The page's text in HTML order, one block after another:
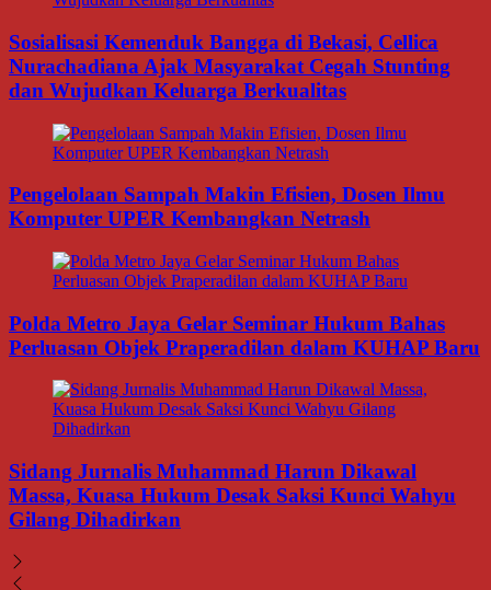
Sosialisasi Kemenduk Bangga di Bekasi, Cellica
Nurachadiana Ajak Masyarakat Cegah Stunting
dan Wujudkan Keluarga Berkualitas
Pengelolaan Sampah Makin Efisien, Dosen Ilmu
Komputer UPER Kembangkan Netrash
Polda Metro Jaya Gelar Seminar Hukum Bahas
Perluasan Objek Praperadilan dalam KUHAP Baru
Sidang Jurnalis Muhammad Harun Dikawal
Massa, Kuasa Hukum Desak Saksi Kunci Wahyu
Gilang Dihadirkan